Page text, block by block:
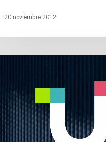
20 noviembre 2012